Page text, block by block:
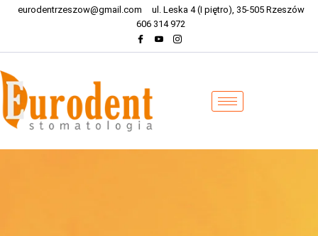
eurodentrzeszow@gmail.com
ul. Leska 4 (I piętro), 35-505 Rzeszów
606 314 972